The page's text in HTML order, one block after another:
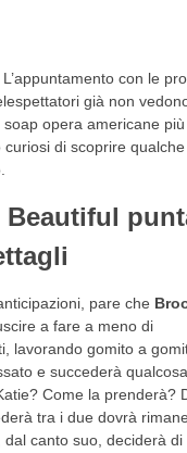
con le
già non
opera americane
di scoprire
pare che
a fare a meno di
lavorando gomito a
e succederà
Come la prenderà?
tra i due dovrà
canto suo, deciderà di